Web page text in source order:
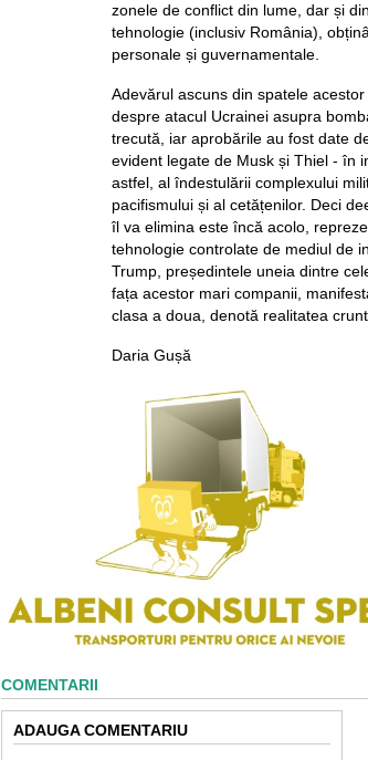
zonele de conflict din lume, dar și
tehnologie (inclusiv România),
personale și guvernamentale.
Adevărul ascuns din spatele
despre atacul Ucrainei asupra
trecută, iar aprobările au fost date
evident legate de Musk și Thiel - în
astfel, al îndestulării complexului
pacifismului și al cetățenilor. Deci
îl va elimina este încă acolo,
tehnologie controlate de mediul de
Trump, președintele uneia dintre
fața acestor mari companii,
clasa a doua, denotă realitatea
Daria Gușă
COMENTARII
ADAUGA COMENTARIU